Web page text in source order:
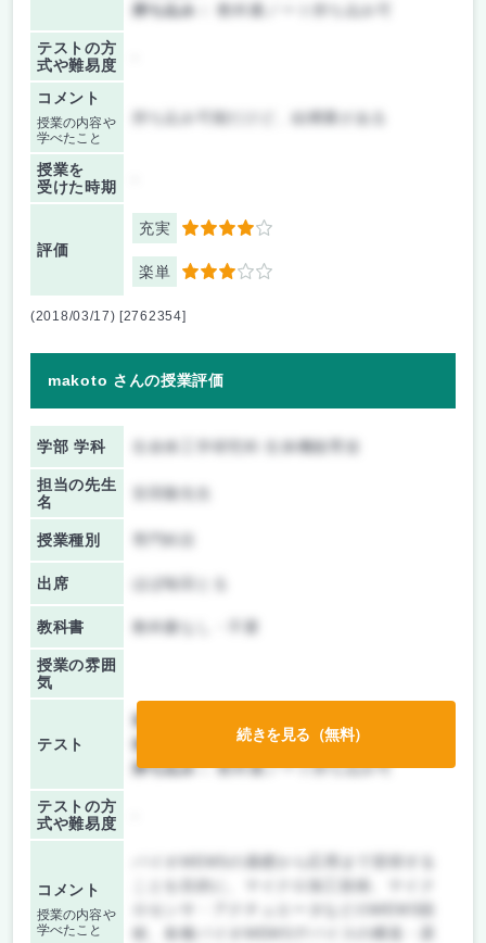
持ち込み：
教科書ノート持ち込み可
テストの方
式や難易度
コメント
授業の内容や
学べたこと
持ち込み可能だけど、結構量がある
授業を
受けた時期
評価
充実 4
楽単 3
(2018/03/17) [2762354]
makoto さんの授業評価
学部 学科 生命体工学研究科 生体機能専攻
担当の先生
名
安田隆先生
授業種別
出席 ほぼ毎回とる
教科書 教科書なし・不要
授業の雰囲
気
テスト
前期/中間：
後期/期末：
テストのみ
持ち込み：教科書ノート持ち込み可
テストの方
式や難易度
コメント
授業の内容や
学べたこと
術、各種バイオMEMSデバイスの構造・原
続きを見る（無料）